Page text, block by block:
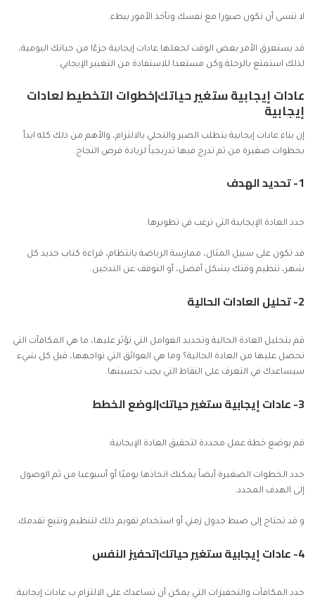
لا تنسى أن تكون صبورا مع نفسك وتأخذ الأمور ببطء.
قد يستغرق الأمر بعض الوقت لجعلها عادات إيجابية جزءًا من حياتك اليومية،
لذلك استمتع بالرحلة وكن مستعدا للاستفادة من التغيير الإيجابي .
عادات إيجابية ستغير حياتك|خطوات التخطيط لعادات
إيجابية
إن بناء عادات إيجابية يتطلب الصبر والتحلي بالالتزام، والأهم من ذلك كله ابدأ
بخطوات صغيرة من ثم تدرج فيها تدريجياً لزيادة فرص النجاح.
1- تحديد الهدف
حدد العادة الإيجابية التي ترغب في تطويرها.
قد تكون على سبيل المثال، ممارسة الرياضة بانتظام، قراءة كتاب جديد كل
شهر، تنظيم وقتك بشكل أفضل، أو التوقف عن التدخين.
2- تحليل العادات الحالية
قم بتحليل العادة الحالية وتحديد العوامل التي تؤثر عليها، ما هي المكافآت التي
تحصل عليها من العادة الحالية؟ وما هي العوائق التي تواجهها، قبل كل شيء
سيساعدك في التعرف على النقاط التي يجب تحسينها.
3- عادات إيجابية ستغير حياتك|لوضع الخطط
قم بوضع خطة عمل محددة لتحقيق العادة الإيجابية.
حدد الخطوات الصغيرة أيضاً يمكنك اتخاذها يوميًا أو أسبوعيا من ثم الوصول
إلى الهدف المحدد.
و قد تحتاج إلى ضبط جدول زمني أو استخدام تقويم ذلك لتنظيم وتتبع تقدمك.
4- عادات إيجابية ستغير حياتك|تحفيز النفس
حدد المكافآت والتحفيزات التي يمكن أن تساعدك على الالتزام ب عادات إيجابية.